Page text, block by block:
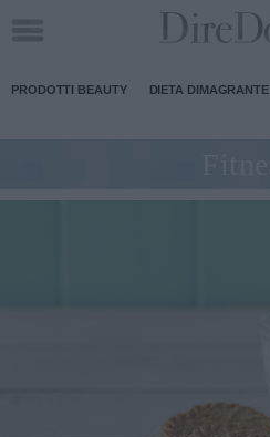
PRODOTTI BEAUTY DIETA DIMAGRANTE